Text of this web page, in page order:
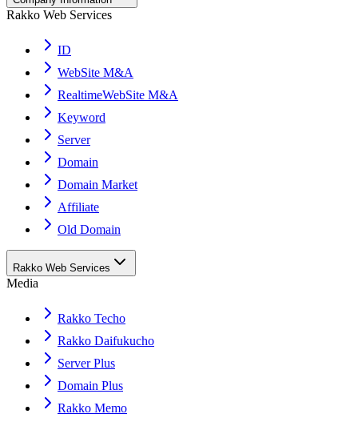
Rakko Web Services
ID
WebSite M&A
RealtimeWebSite M&A
Keyword
Server
Domain
Domain Market
Affiliate
Old Domain
Rakko Web Services
Media
Rakko Techo
Rakko Daifukucho
Server Plus
Domain Plus
Rakko Memo